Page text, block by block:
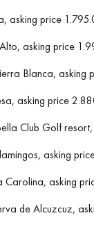
asking price
asking price
Blanca,
asking price
Club Golf
asking
Carolina, asking
de Alcuzcuz,